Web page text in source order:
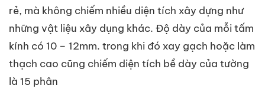
rẻ, mà không chiếm nhiều diện tích xây dựng như
những vật liệu xây dụng khác. Độ dày của mỗi tấm
kính có 10 – 12mm. trong khi đó xay gạch hoặc làm
thạch cao cũng chiếm diện tích bề dày của tường
là 15 phân